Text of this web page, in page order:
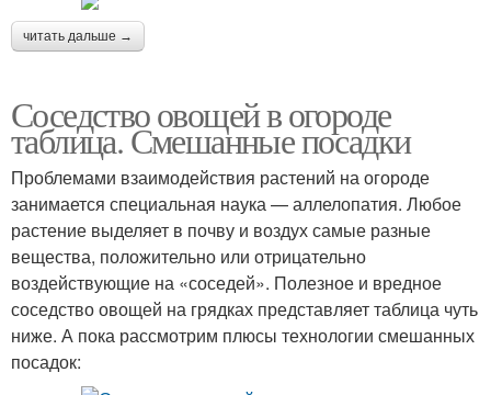
читать дальше →
Соседство овощей в огороде
таблица. Смешанные посадки
Проблемами взаимодействия растений на огороде
занимается специальная наука — аллелопатия. Любое
растение выделяет в почву и воздух самые разные
вещества, положительно или отрицательно
воздействующие на «соседей». Полезное и вредное
соседство овощей на грядках представляет таблица чуть
ниже. А пока рассмотрим плюсы технологии смешанных
посадок: